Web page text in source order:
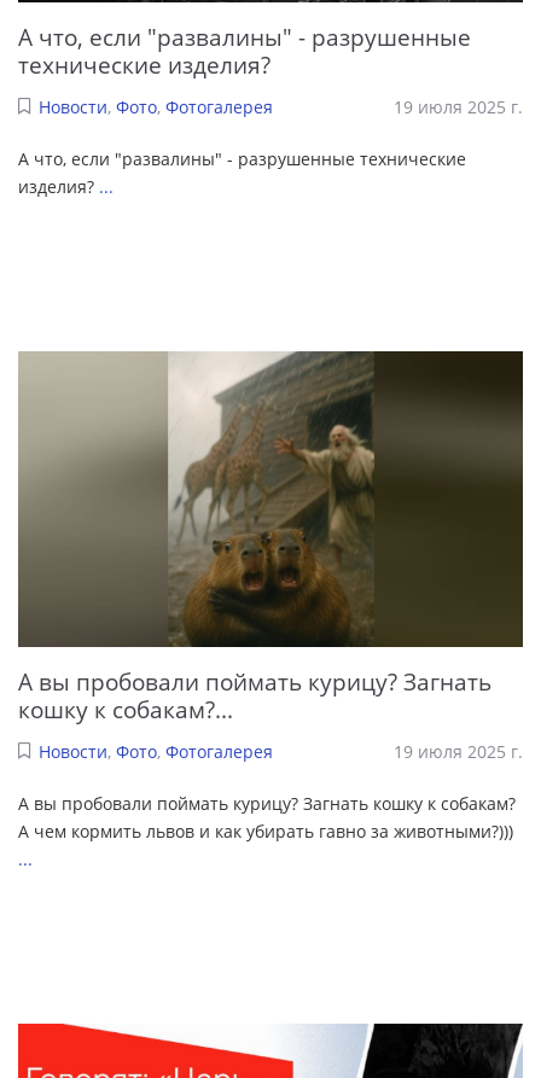
А что, если "развалины" - разрушенные
технические изделия?
Новости, Фото, Фотогалерея 19 июля 2025 г.
А что, если "развалины" - разрушенные технические
изделия? ...
А вы пробовали поймать курицу? Загнать
кошку к собакам?...
Новости, Фото, Фотогалерея 19 июля 2025 г.
А вы пробовали поймать курицу? Загнать кошку к собакам?
А чем кормить львов и как убирать гавно за животными?)))
...